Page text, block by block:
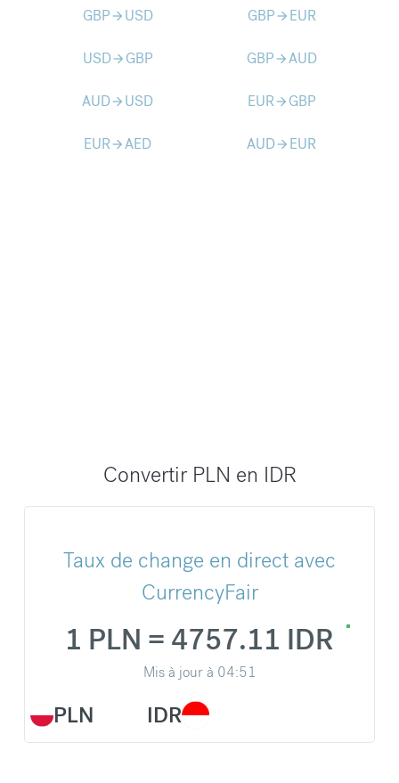
GBParrow_forward USD GBParrow_forward EUR
USDarrow_forward GBP GBParrow_forwardAUD
AUDarrow_forward USD EURarrow_forward GBP
EURarrow_forwardAED AUDarrow_forward EUR
Convertir PLN en IDR
Taux de change en direct avec
CurrencyFair
PLN
1 PLN = 4757.11 IDR
Mis à jour à 04:51
IDR